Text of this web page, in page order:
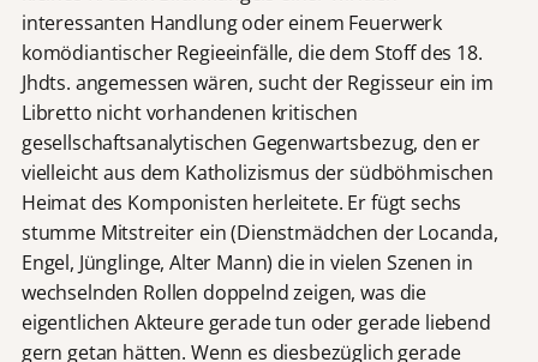
interessanten Handlung oder einem Feuerwerk
komödiantischer Regieeinfälle, die dem Stoff des 18.
Jhdts. angemessen wären, sucht der Regisseur ein im
Libretto nicht vorhandenen kritischen
gesellschaftsanalytischen Gegenwartsbezug, den er
vielleicht aus dem Katholizismus der südböhmischen
Heimat des Komponisten herleitete. Er fügt sechs
stumme Mitstreiter ein (Dienstmädchen der Locanda,
Engel, Jünglinge, Alter Mann) die in vielen Szenen in
wechselnden Rollen doppelnd zeigen, was die
eigentlichen Akteure gerade tun oder gerade liebend
gern getan hätten. Wenn es diesbezüglich gerade